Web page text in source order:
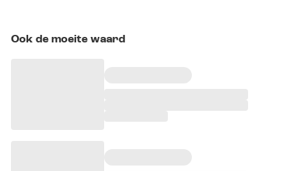
Ook de moeite waard